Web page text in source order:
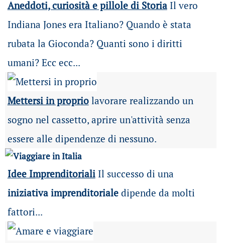
Aneddoti, curiosità e pillole di Storia Il vero
Indiana Jones era Italiano? Quando è stata
rubata la Gioconda? Quanti sono i diritti
umani? Ecc ecc...
Mettersi in propriolavorare realizzando un
sogno nel cassetto, aprire un'attività senza
essere alle dipendenze di nessuno.
Idee ImprenditorialiIl successo di una
iniziativa imprenditorialedipende da molti
fattori...